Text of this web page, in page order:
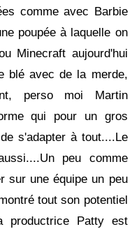
comme avec Barbie
poupée à laquelle on
Minecraft aujourd'hui
blé avec de la merde,
perso moi Martin
qui pour un gros
s'adapter à tout....Le
peu comme
sur une équipe un peu
tout son potentiel
productrice Patty est